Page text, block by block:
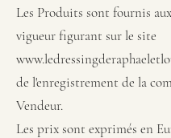
Les Produits sont fournis
vigueur figurant sur le site
de l'enregistrement de la
Vendeur.
Les prix sont exprimés en